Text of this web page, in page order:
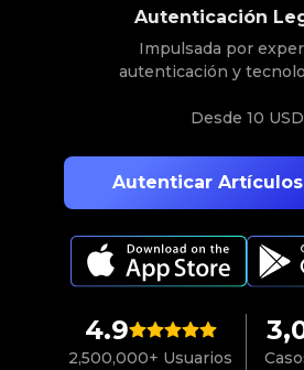
4.9
2,500,000+ Usuarios
Autenticar Artículos
Autenticación
Impulsada por
autenticación y
Desde 10 USD